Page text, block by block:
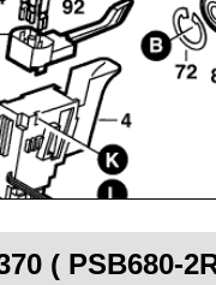
( PSB680-